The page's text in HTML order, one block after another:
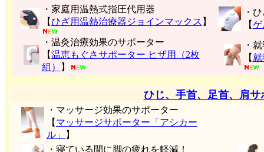
・家庭用温熱式指圧代用器
【ひざ用温熱治療器ジョインマックス 】
・
【ゲ
・温灸治療効果のサポーター
【温恵もぐさサポーター ヒザ用（2枚
組）
】
・
【
ひじ、手首、足首、肩サ
・マッサージ効果のサポーター
【 マッサージサポーター「アシカー
ル」
】
・寝ている間に脚の疲れを軽減！